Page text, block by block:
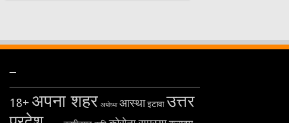
–
18+ अपना शहर अयोध्या आस्था इटावा उत्तर